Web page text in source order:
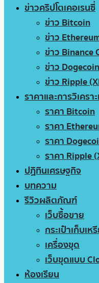
ข่าวคริปโตเคอเรนซี่
ข่าว Bitcoin
ข่าว
ข่าว Binance
ข่าว Dogecoin
ข่าว Ripple
ราคาและการวิเครา
ราคา Bitcoin
ราคา
ราคา
ราคา Ripple
ปฏิทินเศรษฐกิจ
บทความ
รีวิวผลิตภัณฑ์
เว็บซื้อขาย
กระเป๋าเก็บเ
เครื่องขุด
เว็บขุดแบบ
ห้องเรียน